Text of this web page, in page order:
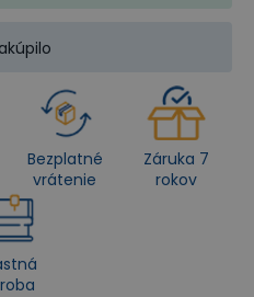
Bezplatné
vrátenie
Záruka 7
rokov